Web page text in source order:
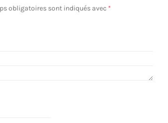
obligatoires sont indiqués avec *